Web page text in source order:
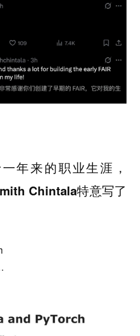
年来的职业生涯，
Chintala特意写了